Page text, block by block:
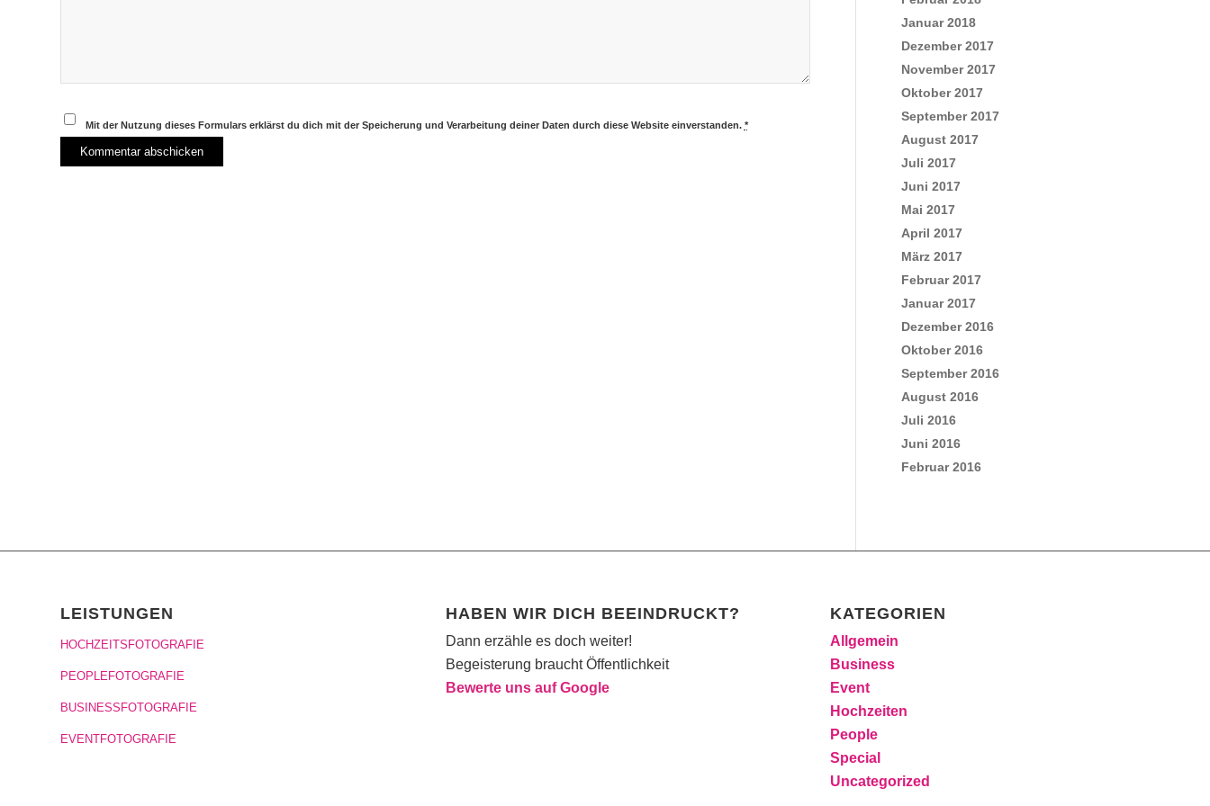
Mit der Nutzung dieses Formulars erklärst du dich mit der Speicherung und Verarbeitung deiner Daten durch diese Website einverstanden. *
Januar 2018
Dezember 2017
November 2017
Oktober 2017
September 2017
August 2017
Juli 2017
Juni 2017
Mai 2017
April 2017
März 2017
Februar 2017
Januar 2017
Dezember 2016
Oktober 2016
September 2016
August 2016
Juli 2016
Juni 2016
Februar 2016
LEISTUNGEN
HOCHZEITSFOTOGRAFIE
PEOPLEFOTOGRAFIE
BUSINESSFOTOGRAFIE
EVENTFOTOGRAFIE
HABEN WIR DICH BEEINDRUCKT?
Dann erzähle es doch weiter!
Begeisterung braucht Öffentlichkeit
Bewerte uns auf Google
KATEGORIEN
Allgemein
Business
Event
Hochzeiten
People
Special
Uncategorized